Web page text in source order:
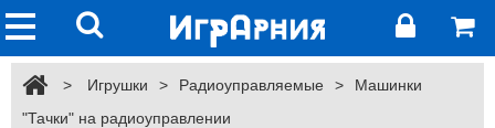
> Игрушки > Радиоуправляемые >
Машинки
"Тачки" на радиоуправлении